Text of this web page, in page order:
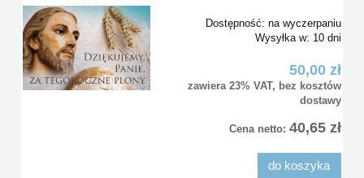
Dostępność: na wyczerpaniu
Wysyłka w: 10 dni
50,00 zł
zawiera 23% VAT, bez kosztów
dostawy
Cena netto: 40,65 zł
do koszyka